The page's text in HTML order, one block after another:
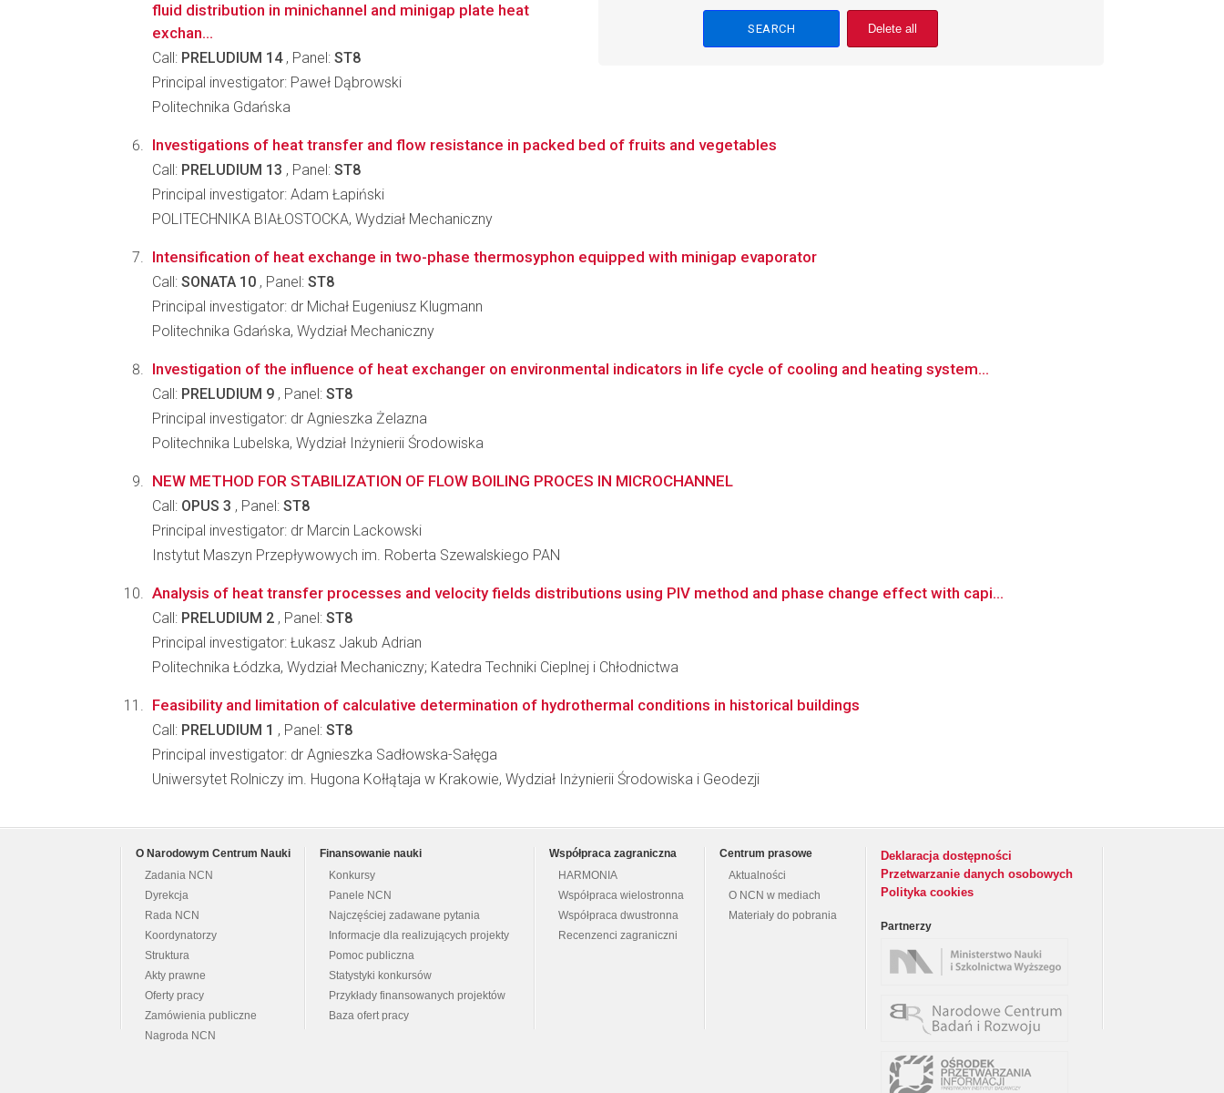
Delete all
fluid distribution in minichannel and minigap plate heat
exchan...
Call: PRELUDIUM 14, Panel: ST8
Principal investigator: Paweł Dąbrowski
Politechnika Gdańska
Investigations of heat transfer and flow resistance in packed bed of fruits and vegetables
Call: PRELUDIUM 13 , Panel: ST8
Principal investigator: Adam Łapiński
POLITECHNIKA BIAŁOSTOCKA, Wydział Mechaniczny
Intensification of heat exchange in two-phase thermosyphon equipped with minigap evaporator
Call: SONATA 10 , Panel: ST8
Principal investigator: dr Michał Eugeniusz Klugmann
Politechnika Gdańska, Wydział Mechaniczny
Investigation of the influence of heat exchanger on environmental indicators in life cycle of cooling and heating system...
Call: PRELUDIUM 9 , Panel: ST8
Principal investigator: dr Agnieszka Żelazna
Politechnika Lubelska, Wydział Inżynierii Środowiska
NEW METHOD FOR STABILIZATION OF FLOW BOILING PROCES IN MICROCHANNEL
Call: OPUS 3 , Panel: ST8
Principal investigator: dr Marcin Lackowski
Instytut Maszyn Przepływowych im. Roberta Szewalskiego PAN
Analysis of heat transfer processes and velocity fields distributions using PIV method and phase change effect with capi...
Call: PRELUDIUM 2 , Panel: ST8
Principal investigator: Łukasz Jakub Adrian
Politechnika Łódzka, Wydział Mechaniczny; Katedra Techniki Cieplnej i Chłodnictwa
Feasibility and limitation of calculative determination of hydrothermal conditions in historical buildings
Call: PRELUDIUM 1 , Panel: ST8
Principal investigator: dr Agnieszka Sadłowska-Sałęga
Uniwersytet Rolniczy im. Hugona Kołłątaja w Krakowie, Wydział Inżynierii Środowiska i Geodezji
O Narodowym Centrum Nauki
Zadania NCN
Dyrekcja
Rada NCN
Koordynatorzy
Struktura
Akty prawne
Oferty pracy
Zamówienia publiczne
Nagroda NCN
Finansowanie nauki
Konkursy
Panele NCN
Najczęściej zadawane pytania
Informacje dla realizujących projekty
Pomoc publiczna
Statystyki konkursów
Przykłady finansowanych projektów
Baza ofert pracy
Współpraca zagraniczna
HARMONIA
Współpraca wielostronna
Współpraca dwustronna
Recenzenci zagraniczni
Centrum prasowe
Aktualności
O NCN w mediach
Materiały do pobrania
Deklaracja dostępności
Przetwarzanie danych osobowych
Polityka cookies
Partnerzy